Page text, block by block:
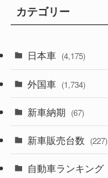
カテゴリー
日本車 (4,175)
(1,321)
(330)
(526)
外国車 (1,734)
(242)
新車納期 (67)
(28)
(8)
新車販売台数 (227)
自動車ランキング